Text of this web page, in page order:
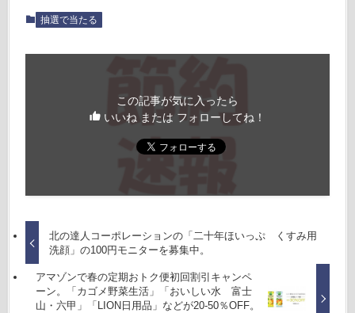
抽選で当たる
この記事が気に入ったら
いいね または フォローしてね！
北の達人コーポレーションの「二十年ほいっぷ くすみ用
洗顔」の100円モニターを募集中。
アマゾンで春の定期おトク便初回割引キャンペ
ーン。「カゴメ野菜生活」「おいしい水 富士
山・六甲」「LION日用品」などが20-50％OFF。